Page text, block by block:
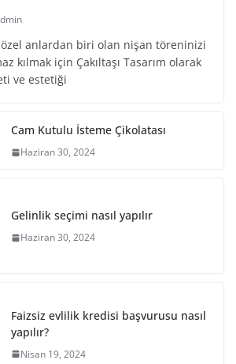
özel anlardan biri olan nişan töreninizi
kılmak için Çakıltaşı Tasarım olarak
ve estetiği
Cam Kutulu İsteme Çikolatası
Haziran 30, 2024
Gelinlik seçimi nasıl yapılır
Haziran 30, 2024
Faizsiz evlilik kredisi başvurusu nasıl
yapılır?
Nisan 19, 2024